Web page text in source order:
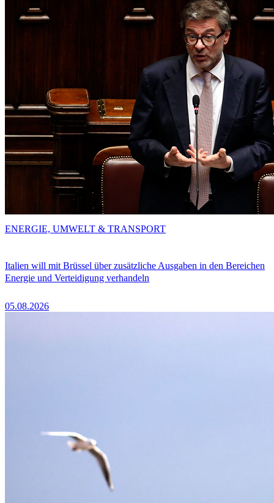
Italien will mit Brüssel über zusätzliche Ausgaben in den Bereichen
Energie und Verteidigung verhandeln
05.08.2026
ENERGIE, UMWELT & TRANSPORT